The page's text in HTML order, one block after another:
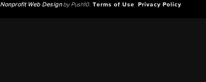
Nonprofit Web Designby Push10. Terms of Use Privacy Policy